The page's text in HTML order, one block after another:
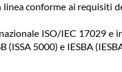
conforme ai requisiti
ISO/IEC 17029 e
5000) e IESBA